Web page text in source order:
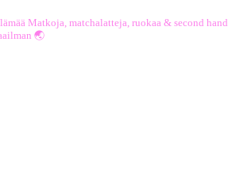
Matkoja, matchalatteja, ruokaa & second hand
🌏